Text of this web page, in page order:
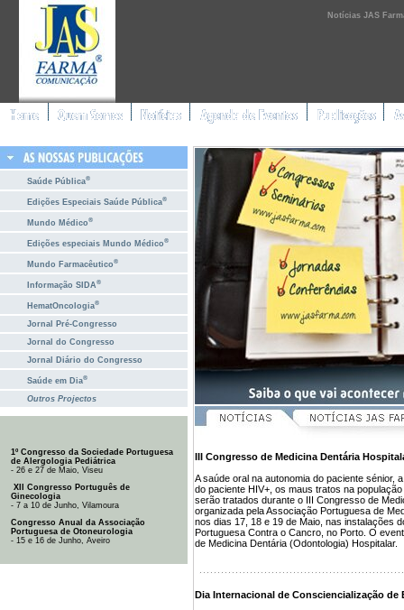
Notícias JAS
Saúde Pública®
Edições Especiais Saúde Pública®
Mundo Médico®
Edições especiais Mundo Médico®
Mundo Farmacêutico®
Informação SIDA®
HematOncologia®
Jornal Pré-Congresso
Jornal do Congresso
Jornal Diário do Congresso
Saúde em Dia®
Outros Projectos
1º Congresso da Sociedade Portuguesa
de Alergologia Pediátrica
- 26 e 27 de Maio, Viseu
XII Congresso Português de
Ginecologia
- 7 a 10 de Junho, Vilamoura
Congresso Anual da Associação
Portuguesa de Otoneurologia
- 15 e 16 de Junho, Aveiro
III Congresso de Medicina Dentária
A saúde oral na autonomia do paciente sénior,
do paciente HIV+, os maus tratos na
serão tratados durante o III Congresso de
organizada pela Associação Portuguesa de
nos dias 17, 18 e 19 de Maio, nas instalações
Portuguesa Contra o Cancro, no Porto. O
de Medicina Dentária (Odontologia) Hospitalar.
Dia Internacional de Consciencialização de